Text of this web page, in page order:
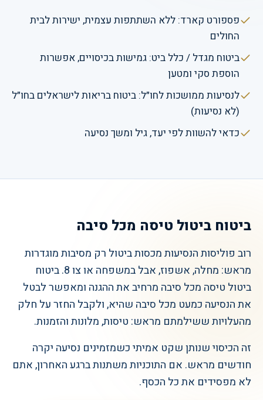
פספורט קארד: ללא השתתפות עצמית, ישירות לבית
החולים
ביטוח מגדל / כלל ביט: גמישות בכיסויים, אפשרות
הוספת סקי ומטען
לנסיעות ממושכות לחו״ל: ביטוח בריאות לישראלים בחו״ל
(לא נסיעות)
כדאי להשוות לפי יעד, גיל ומשך נסיעה
ביטוח ביטול טיסה מכל סיבה
רוב פוליסות הנסיעות מכסות ביטול רק מסיבות מוגדרות
מראש: מחלה, אשפוז, אבל במשפחה או צו 8. ביטוח
ביטול טיסה מכל סיבה מרחיב את ההגנה ומאפשר לבטל
את הנסיעה כמעט מכל סיבה שהיא, ולקבל החזר על חלק
מהעלויות ששילמתם מראש: טיסות, מלונות והזמנות.
זה הכיסוי שנותן שקט אמיתי כשמזמינים נסיעה יקרה
חודשים מראש. אם התוכניות משתנות ברגע האחרון, אתם
לא מפסידים את כל הכסף.